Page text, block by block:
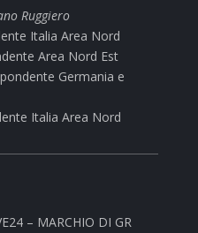
Ruggiero
Italia Area Nord
Area Nord Est
Germania e
Italia Area Nord
– MARCHIO DI GR